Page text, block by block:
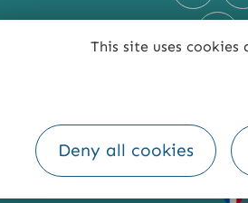
This site uses
Deny all cookies
PLAN DU SITE